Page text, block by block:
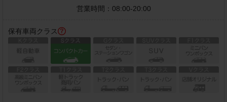
営業時間： 08:00-20:00
保有車両クラス